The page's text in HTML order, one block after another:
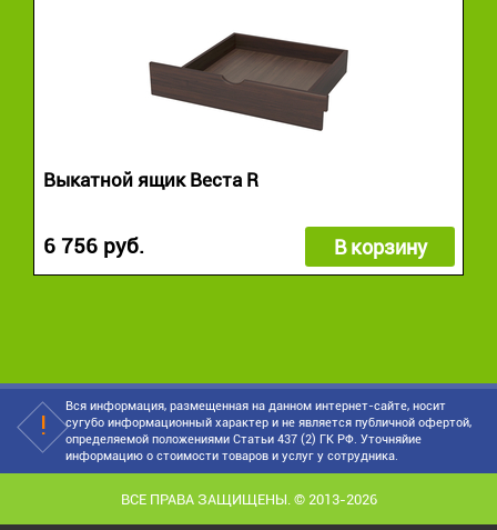
Выкатной ящик Веста R
6 756 руб. В корзину
Вся информация, размещенная на данном интернет-сайте, носит
сугубо информационный характер и не является публичной офертой,
определяемой положениями Статьи 437 (2) ГК РФ. Уточняйие
информацию о стоимости товаров и услуг у сотрудника.
ВСЕ ПРАВА ЗАЩИЩЕНЫ. © 2013-2026